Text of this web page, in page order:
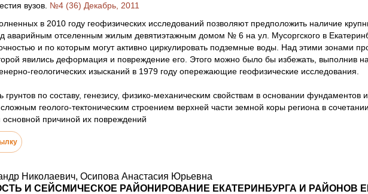
вузов. №4 (36) Декабрь, 2011
в 2010 году геофизических исследований позволяют предположить наличие
аварийным отселенным жилым девятиэтажным домом № 6 на ул. Мусоргского в
и по которым могут активно циркулировать подземные воды. Над этими зонами
явились деформация и повреждение его. Этого можно было бы избежать, выполнив
геологических изысканий в 1979 году опережающие геофизические исследования.
грунтов по составу, генезису, физико-механическим свойствам в основании фундаментов
геолого-тектоническим строением верхней части земной коры региона в
основной причиной их повреждений
Николаевич, Осипова Анастасия Юрьевна
И СЕЙСМИЧЕСКОЕ РАЙОНИРОВАНИЕ ЕКАТЕРИНБУРГА И РАЙОНОВ